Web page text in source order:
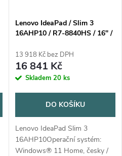
Lenovo IdeaPad / Slim 3
16AHP10 / R7-8840HS / 16" /
AMD int / W11H / Gray / 2R
13 918 Kč bez DPH
16 841 Kč
Skladem 20 ks
DO KOŠÍKU
Lenovo IdeaPad Slim 3
16AHP10Operační systém:
Windows® 11 Home, česky /